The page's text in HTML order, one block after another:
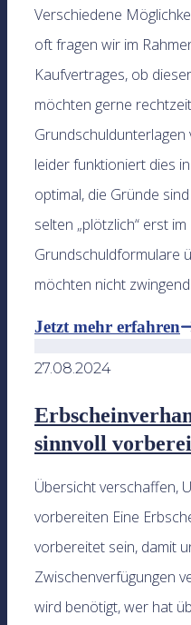
Verschiedene
oft fragen wir im
Kaufvertrages, ob
möchten gerne
leider funktioniert dies
optimal, die Gründe
selten „plötzlich“ erst
Grundschuldformulare
möchten nicht zwingend
Jetzt mehr erfahren
27.08.2024
sinnvoll
Übersicht verschaffen,
vorbereiten Eine
vorbereitet sein, damit
Zwischenverfügungen
wird benötigt, wer hat